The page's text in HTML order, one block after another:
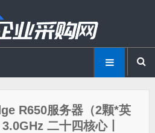
R650服务器（2颗*英
二十四核心丨